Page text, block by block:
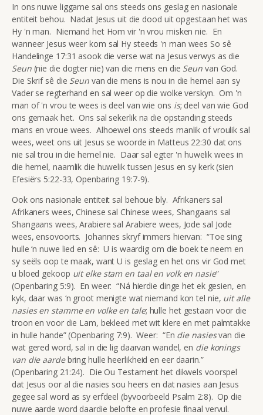
In ons nuwe liggame sal ons steeds ons geslag en nasionale
entiteit behou. Nadat Jesus uit die dood uit opgestaan het was
Hy 'n man. Niemand het Hom vir 'n vrou misken nie. En
wanneer Jesus weer kom sal Hy steeds 'n man wees So sê
Handelinge 17:31 asook die verse wat na Jesus verwys as die
Seun(nie die dogter nie) van die mens en die Seun van God.
Die Skrif sê die Seunvan die mens is nou in die hemel aan sy
Vader se regterhand en sal weer op die wolke verskyn. Om 'n
man of 'n vrou te wees is deel van wie ons is; deel van wie God
ons gemaak het. Ons sal sekerlik na die opstanding steeds
mans en vroue wees. Alhoewel ons steeds manlik of vroulik sal
wees, weet ons uit Jesus se woorde in Matteus 22:30 dat ons
nie sal trou in die hemel nie. Daar sal egter 'n huwelik wees in
die hemel, naamlik die huwelik tussen Jesus en sy kerk (sien
Efesiërs 5:22-33, Openbaring 19:7-9).
Ook ons nasionale entiteit sal behoue bly. Afrikaners sal
Afrikaners wees, Chinese sal Chinese wees, Shangaans sal
Shangaans wees, Arabiere sal Arabiere wees, Jode sal Jode
wees, ensovoorts. Johannes skryf immers hiervan: “Toe sing
hulle ‘n nuwe lied en sê: U is waardig om die boek te neem en
sy seëls oop te maak, want U is geslag en het ons vir God met
u bloed gekoop uit elke stam en taal en volk en nasie”
(Openbaring 5:9). En weer: “Ná hierdie dinge het ek gesien, en
kyk, daar was ‘n groot menigte wat niemand kon tel nie, uit alle
nasies en stamme en volke en tale; hulle het gestaan voor die
troon en voor die Lam, bekleed met wit klere en met palmtakke
in hulle hande” (Openbaring 7:9). Weer: “En die nasiesvan die
wat gered word, sal in die lig daarvan wandel, en die konings
van die aardebring hulle heerlikheid en eer daarin.”
(Openbaring 21:24). Die Ou Testament het dikwels voorspel
dat Jesus oor al die nasies sou heers en dat nasies aan Jesus
gegee sal word as sy erfdeel (byvoorbeeld Psalm 2:8). Op die
nuwe aarde word daardie belofte en profesie finaal vervul.